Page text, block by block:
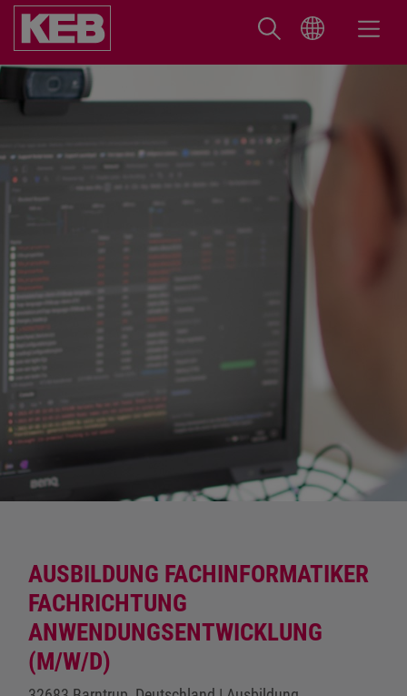
AUSBILDUNG FACHINFORMATIKER
FACHRICHTUNG
ANWENDUNGSENTWICKLUNG
(M/W/D)